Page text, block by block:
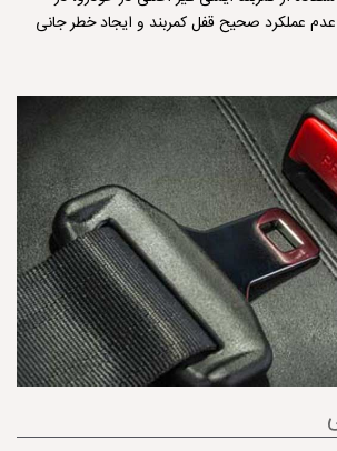
عملكرد صحیح قفل كمربند و ایجاد خطر جانی